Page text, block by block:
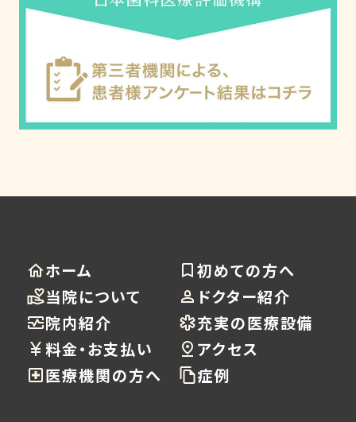
ホーム
初めての方へ
当院について
ドクター紹介
院内紹介
充実の医療設備
料金・お支払い
アクセス
医療機関の方へ
症例